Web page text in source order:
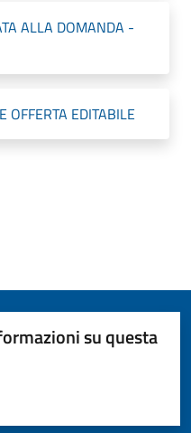
ALLA DOMANDA -
OFFERTA EDITABILE
su questa
5